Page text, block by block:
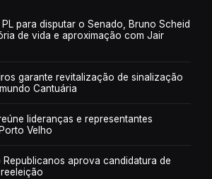
para disputar o Senado, Bruno Scheid
de vida e aproximação com Jair
garante revitalização de sinalização
Cantuária
lideranças e representantes
Velho
aprova candidatura de